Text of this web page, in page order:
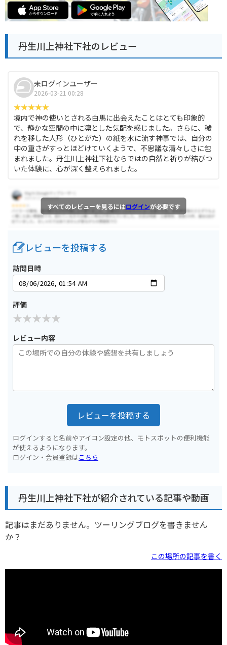
丹生川上神社下社のレビュー
未ログインユーザー
2026-03-21 00:28
境内で神の使いとされる白馬に出会えたことはとても印象的
で、静かな空間の中に凛とした気配を感じました。さらに、穢
れを移した人形（ひとがた）の紙を水に流す神事では、自分の
中の重さがすっとほどけていくようで、不思議な清々しさに包
まれました。丹生川上神社下社ならではの自然と祈りが結びつ
いた体験に、心が深く整えられました。
すべてのレビューを見るにはログインが必要です
レビューを投稿する
訪問日時
評価
レビュー内容
レビューを投稿する
ログインすると名前やアイコン設定の他、モトスポットの便利機能
が使えるようになります。
ログイン・会員登録はこちら
丹生川上神社下社が紹介されている記事や動画
記事はまだありません。ツーリングブログを書きません
か？
この場所の記事を書く